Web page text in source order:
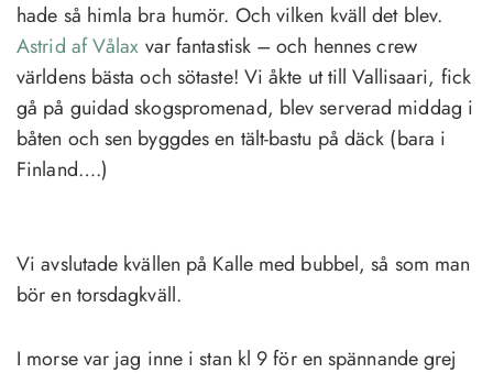
hade så himla bra humör. Och vilken kväll det blev.
Astrid af Vålax var fantastisk – och hennes crew
världens bästa och sötaste! Vi åkte ut till Vallisaari, fick
gå på guidad skogspromenad, blev serverad middag i
båten och sen byggdes en tält-bastu på däck (bara i
Finland….)
Vi avslutade kvällen på Kalle med bubbel, så som man
bör en torsdagkväll.
I morse var jag inne i stan kl 9 för en spännande grej